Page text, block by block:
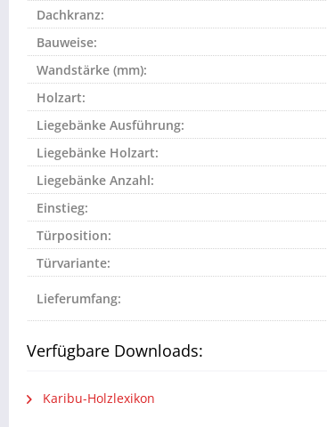
Dachkranz:
Bauweise:
Wandstärke (mm):
Holzart:
Liegebänke Ausführung:
Liegebänke Holzart:
Liegebänke Anzahl:
Einstieg:
Türposition:
Türvariante:
Lieferumfang:
Verfügbare Downloads:
Karibu-Holzlexikon